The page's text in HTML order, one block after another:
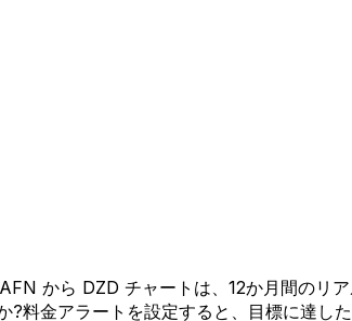
から DZD チャートは、12か月間のリ
料金アラートを設定すると、目標に達した